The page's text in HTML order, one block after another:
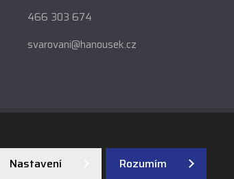
466 303 674
svarovani@hanousek.cz
VYROBILA
Nastavení Rozumím